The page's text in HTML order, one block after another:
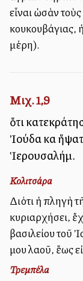
εἶναι ὡσὰν
κουκουβάγιας,
μέρη).
Μιχ. 1,9
ὅτι
Ἰούδα καὶ
Ἱερουσαλήμ.
Κολιτσάρα
Διότι ἡ πληγὴ
κυριαρχήσει,
βασιλείου τοῦ
μου λαοῦ, ἕως
Τρεμπέλα